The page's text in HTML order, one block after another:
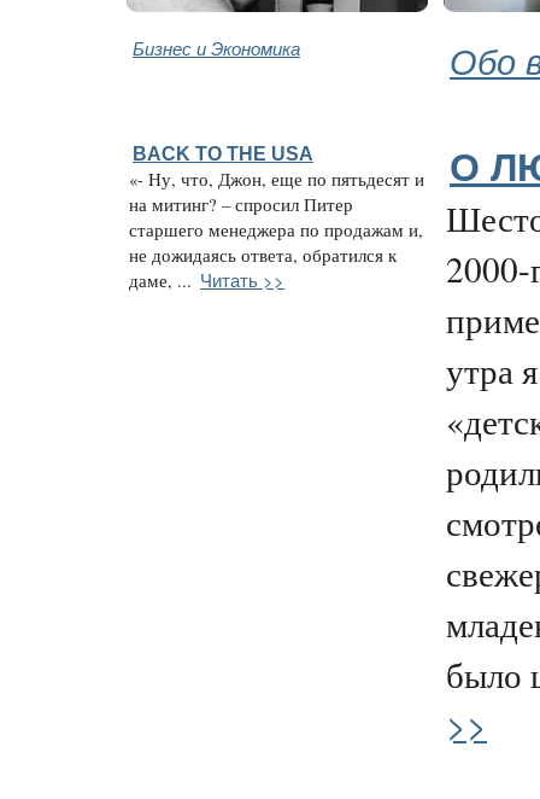
Бизнес и Экономика Обо
BACK TO THE USA
«- Ну, что, Джон, еще по пятьдесят и
на митинг? – спросил Питер
старшего менеджера по продажам и,
не дожидаясь ответа, обратился к
даме, ... Читать >>
О
2000-
утра
было
>>